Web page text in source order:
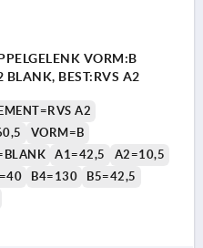
VORM:B
60,5X480, RVS A2 BLANK, BEST:RVS A2
A2
VORM=B
A1=42,5
A2=10,5
B4=130
B5=42,5